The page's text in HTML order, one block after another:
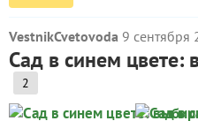
VestnikCvetovoda 9 сентября
Сад в синем цвете:
2